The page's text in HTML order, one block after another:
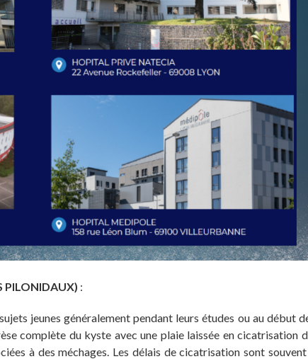
PILONIDAUX) :
jeunes généralement pendant leurs études ou au début
complète du kyste avec une plaie laissée en cicatrisation
à des méchages. Les délais de cicatrisation sont